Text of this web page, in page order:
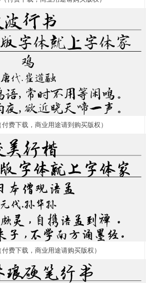
费下载，商业用途请到购买版权）
费下载，商业用途请购买版权）